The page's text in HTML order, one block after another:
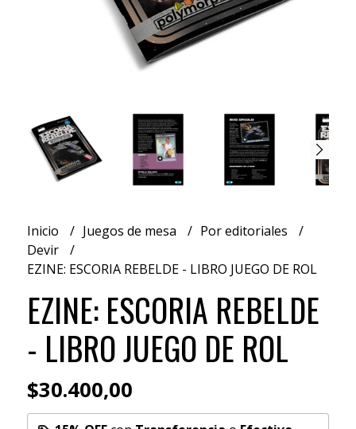
Inicio Juegos de mesa
Por editoriales
Devir
EZINE: ESCORIA REBELDE - LIBRO JUEGO DE ROL
EZINE: ESCORIA REBELDE
- LIBRO JUEGO DE ROL
$30.400,00